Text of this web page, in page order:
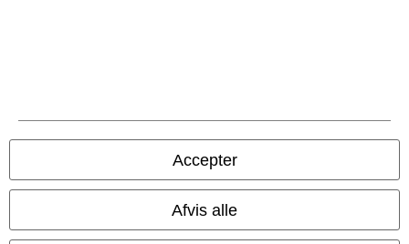
Accepter
Afvis alle
Alle priser er inkl. moms. Oplyst leveringstid er et estimat og ikke
© 1986-2026 E.M.P. Merchandising HGmbH